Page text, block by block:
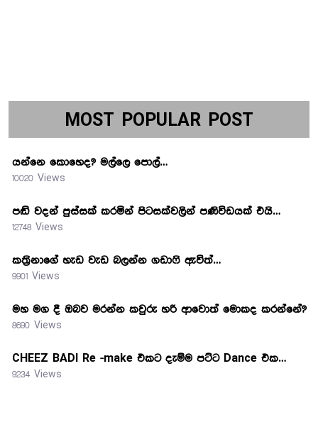
MOST POPULAR POST
යන්නෙ කොහෙද? මල්ලෙ පොල්…
10020 Views
පඬි වදන් පුස්සක් කරමින් පිටසක්වලින් පණිවිඩයක් එයි…
12748 Views
කත්‍රිනාගේ හැඩ වැඩ බලන්න ගඩාෆි ඇවිත්…
9901 Views
මහ මග දී ඔබව මරන්න කවුරු හරි ආවොත් මොකද කරන්නේ?
8690 Views
CHEEZ BADI Re -make එකට දැම්ම පට්ට Dance එක…
9234 Views